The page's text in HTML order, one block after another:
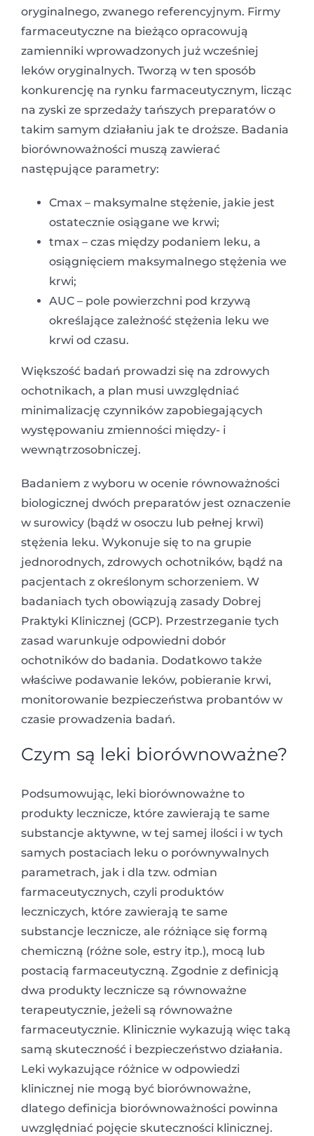
oryginalnego, zwanego referencyjnym. Firmy
farmaceutyczne na bieżąco opracowują
zamienniki wprowadzonych już wcześniej
leków oryginalnych. Tworzą w ten sposób
konkurencję na rynku farmaceutycznym, licząc
na zyski ze sprzedaży tańszych preparatów o
takim samym działaniu jak te droższe. Badania
biorównoważności muszą zawierać
następujące parametry:
Cmax – maksymalne stężenie, jakie jest
ostatecznie osiągane we krwi;
tmax – czas między podaniem leku, a
osiągnięciem maksymalnego stężenia we
krwi;
AUC – pole powierzchni pod krzywą
określające zależność stężenia leku we
krwi od czasu.
Większość badań prowadzi się na zdrowych
ochotnikach, a plan musi uwzględniać
minimalizację czynników zapobiegających
występowaniu zmienności między- i
wewnątrzosobniczej.
Badaniem z wyboru w ocenie równoważności
biologicznej dwóch preparatów jest oznaczenie
w surowicy (bądź w osoczu lub pełnej krwi)
stężenia leku. Wykonuje się to na grupie
jednorodnych, zdrowych ochotników, bądź na
pacjentach z określonym schorzeniem. W
badaniach tych obowiązują zasady Dobrej
Praktyki Klinicznej (GCP). Przestrzeganie tych
zasad warunkuje odpowiedni dobór
ochotników do badania. Dodatkowo także
właściwe podawanie leków, pobieranie krwi,
monitorowanie bezpieczeństwa probantów w
czasie prowadzenia badań.
Czym są leki biorównoważne?
Podsumowując, leki biorównoważne to
produkty lecznicze, które zawierają te same
substancje aktywne, w tej samej ilości i w tych
samych postaciach leku o porównywalnych
parametrach, jak i dla tzw. odmian
farmaceutycznych, czyli produktów
leczniczych, które zawierają te same
substancje lecznicze, ale różniące się formą
chemiczną (różne sole, estry itp.), mocą lub
postacią farmaceutyczną. Zgodnie z definicją
dwa produkty lecznicze są równoważne
terapeutycznie, jeżeli są równoważne
farmaceutycznie. Klinicznie wykazują więc taką
samą skuteczność i bezpieczeństwo działania.
Leki wykazujące różnice w odpowiedzi
klinicznej nie mogą być biorównoważne,
dlatego definicja biorównoważności powinna
uwzględniać pojęcie skuteczności klinicznej.